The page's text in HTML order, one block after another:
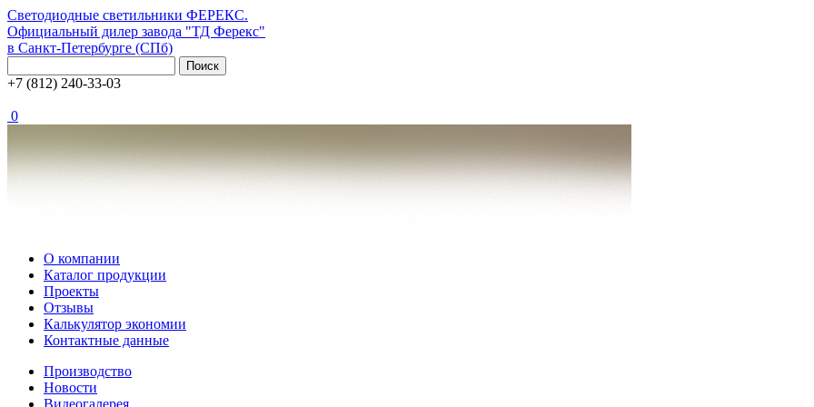
Светодиодные светильники ФЕРЕКС.
Официальный дилер завода "ТД Ферекс"
в Санкт-Петербурге (СПб)
Поиск
+7 (812) 240-33-03
0
О компании
Каталог продукции
Проекты
Отзывы
Калькулятор экономии
Контактные данные
Производство
Новости
Видеогалерея